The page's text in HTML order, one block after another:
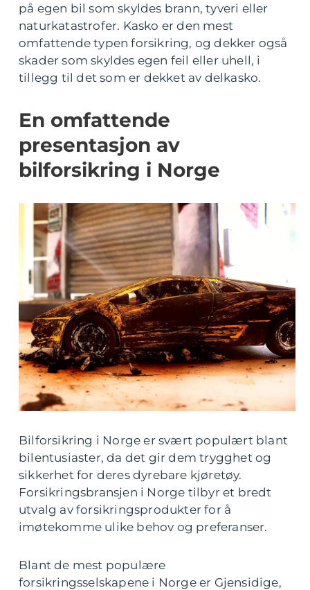
på egen bil som skyldes brann, tyveri eller
naturkatastrofer. Kasko er den mest
omfattende typen forsikring, og dekker også
skader som skyldes egen feil eller uhell, i
tillegg til det som er dekket av delkasko.
En omfattende
presentasjon av
bilforsikring i Norge
Bilforsikring i Norge er svært populært blant
bilentusiaster, da det gir dem trygghet og
sikkerhet for deres dyrebare kjøretøy.
Forsikringsbransjen i Norge tilbyr et bredt
utvalg av forsikringsprodukter for å
imøtekomme ulike behov og preferanser.
Blant de mest populære
forsikringsselskapene i Norge er Gjensidige,